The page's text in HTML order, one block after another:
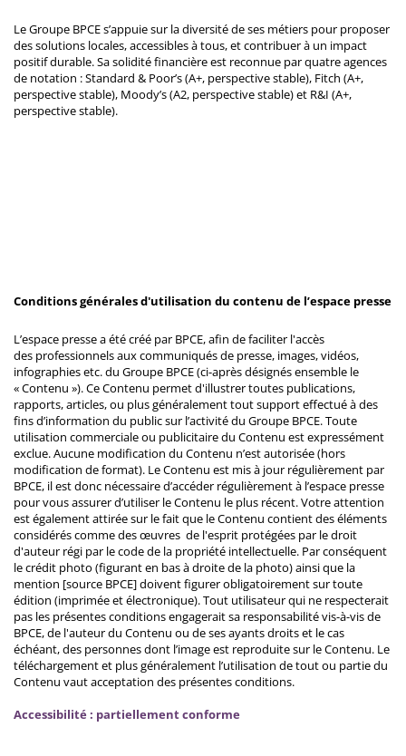
Le Groupe BPCE s’appuie sur la diversité de ses métiers pour proposer
des solutions locales, accessibles à tous, et contribuer à un impact
positif durable. Sa solidité financière est reconnue par quatre agences
de notation : Standard & Poor’s (A+, perspective stable), Fitch (A+,
perspective stable), Moody’s (A2, perspective stable) et R&I (A+,
perspective stable).
Conditions générales d'utilisation du contenu de l’espace presse
L’espace presse a été créé par BPCE, afin de faciliter l'accès
des professionnels aux communiqués de presse, images, vidéos,
infographies etc. du Groupe BPCE (ci-après désignés ensemble le
« Contenu »). Ce Contenu permet d'illustrer toutes publications,
rapports, articles, ou plus généralement tout support effectué à des
fins d’information du public sur l’activité du Groupe BPCE. Toute
utilisation commerciale ou publicitaire du Contenu est expressément
exclue. Aucune modification du Contenu n’est autorisée (hors
modification de format). Le Contenu est mis à jour régulièrement par
BPCE, il est donc nécessaire d’accéder régulièrement à l’espace presse
pour vous assurer d’utiliser le Contenu le plus récent. Votre attention
est également attirée sur le fait que le Contenu contient des éléments
considérés comme des œuvres de l'esprit protégées par le droit
d'auteur régi par le code de la propriété intellectuelle. Par conséquent
le crédit photo (figurant en bas à droite de la photo) ainsi que la
mention [source BPCE] doivent figurer obligatoirement sur toute
édition (imprimée et électronique). Tout utilisateur qui ne respecterait
pas les présentes conditions engagerait sa responsabilité vis-à-vis de
BPCE, de l'auteur du Contenu ou de ses ayants droits et le cas
échéant, des personnes dont l’image est reproduite sur le Contenu. Le
téléchargement et plus généralement l’utilisation de tout ou partie du
Contenu vaut acceptation des présentes conditions.
Accessibilité : partiellement conforme